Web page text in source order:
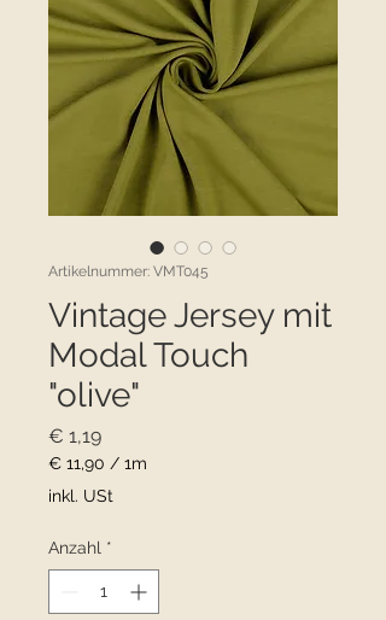
Artikelnummer: VMT045
Vintage Jersey mit
Modal Touch
"olive"
€ 1,19Preis
€ 11,90 / 1m
€ 11,90
Meter
inkl. USt
Anzahl *